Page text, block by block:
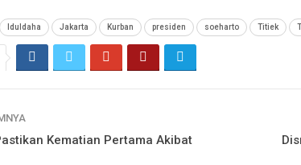
Iduldaha Jakarta Kurban presiden soeharto Titiek
Kematian Pertama Akibat